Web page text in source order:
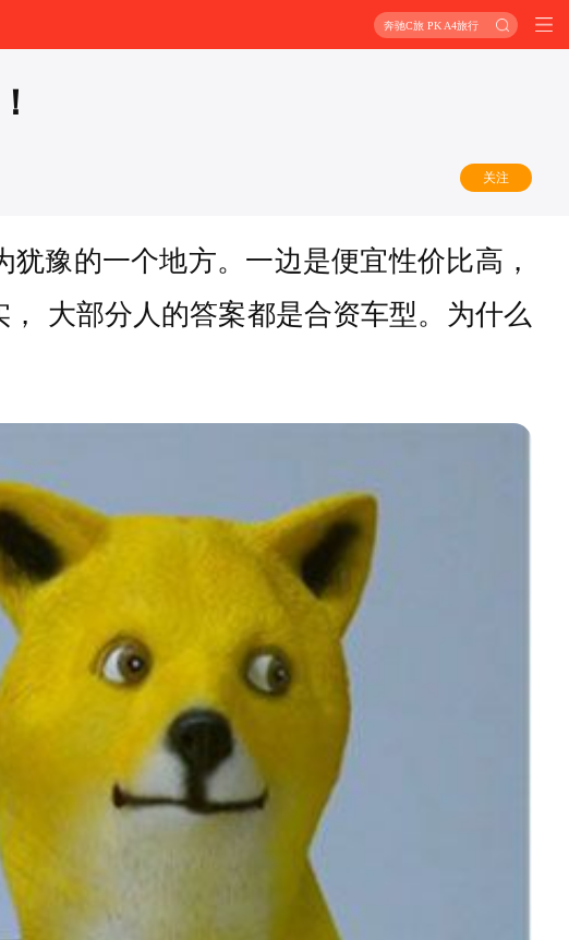
奔驰C旅 PK A4旅行
关注
豫的一个地方。一边是便宜性价比高，
大部分人的答案都是合资车型。为什么